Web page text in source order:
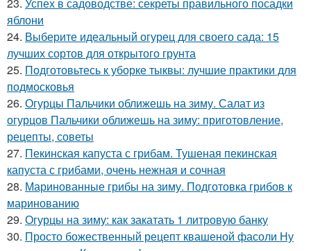
23. Успех в садоводстве: секреты правильного посадки
яблони
24. Выберите идеальный огурец для своего сада: 15
лучших сортов для открытого грунта
25. Подготовьтесь к уборке тыквы: лучшие практики для
подмосковья
26. Огурцы Пальчики оближешь на зиму. Салат из
огурцов Пальчики оближешь на зиму: приготовление,
рецепты, советы
27. Пекинская капуста с грибам. Тушеная пекинская
капуста с грибами, очень нежная и сочная
28. Маринованные грибы на зиму. Подготовка грибов к
маринованию
29. Огурцы на зиму: как закатать 1 литровую банку
30. Просто божественный рецепт квашеной фасоли Ну